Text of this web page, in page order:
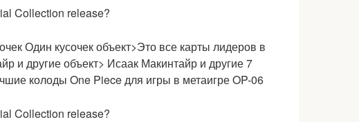
Один кусочек объект>Это все карты лидеров в
и другие объект> Исаак Макинтайр и другие 7
колоды One Piece для игры в метаигре OP-06